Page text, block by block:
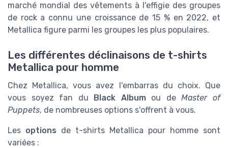
marché mondial des vêtements à l'effigie des groupes
de rock a connu une croissance de 15 % en 2022, et
Metallica figure parmi les groupes les plus populaires.
Les différentes déclinaisons de t-shirts
Metallica pour homme
Chez Metallica, vous avez l'embarras du choix. Que
vous soyez fan du Black Albumou deMaster of
Puppets, de nombreuses options s'offrent à vous.
Les options de t-shirts Metallica pour homme sont
variées :